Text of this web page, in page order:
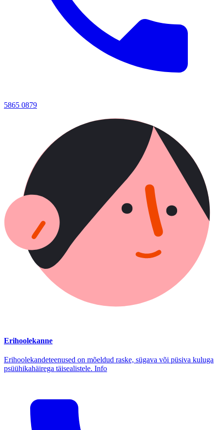
5865 0879
Erihoolekanne
Erihoolekandeteenused on mõeldud raske, sügava või püsiva kuluga
psüühikahäirega täisealistele. Info